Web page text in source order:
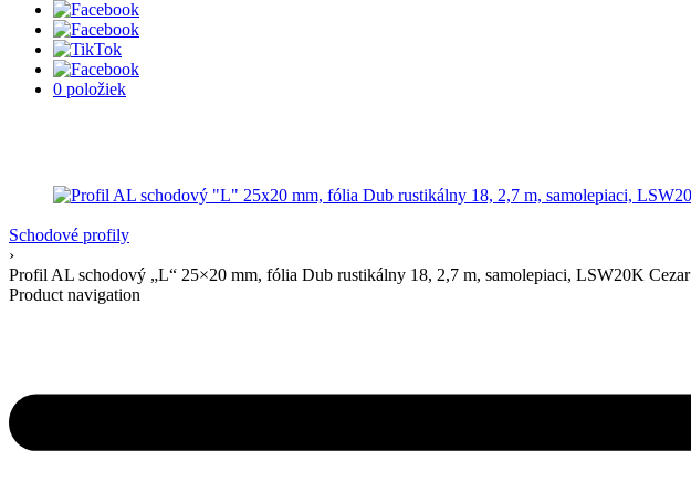
0 položiek
Schodové profily
›
Profil AL schodový „L“ 25×20 mm, fólia Dub rustikálny 18, 2,7 m, samolepiaci, LSW20K Cezar
Product navigation